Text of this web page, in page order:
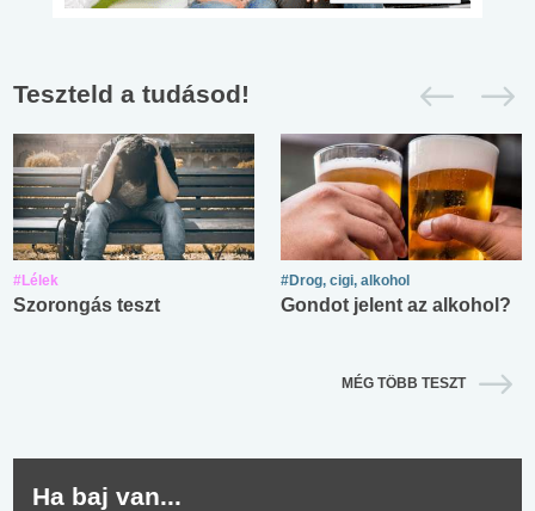
Teszteld a tudásod!
#Lélek
Szorongás teszt
#Drog, cigi, alkohol
Gondot jelent az alkohol?
MÉG TÖBB TESZT
Ha baj van...